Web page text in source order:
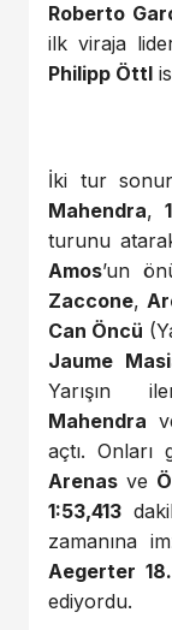
Roberto
ilk viraja
Philipp Öttl
İki tur
Mahendra,
turunu
Amos’un
Zaccone,
Can Öncü
Jaume
Yarışın
Mahendra
açtı.
Arenas ve
1:53,413
zamanına
Aegerter 18.
ediyordu.